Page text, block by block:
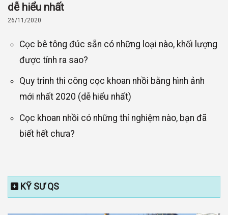
dễ hiểu nhất
26/11/2020
Cọc bê tông đúc sẵn có những loại nào, khối lượng
được tính ra sao?
Quy trình thi công cọc khoan nhồi bằng hình ảnh
mới nhất 2020 (dễ hiểu nhất)
Cọc khoan nhồi có những thí nghiệm nào, bạn đã
biết hết chưa?
KỸ SƯ QS